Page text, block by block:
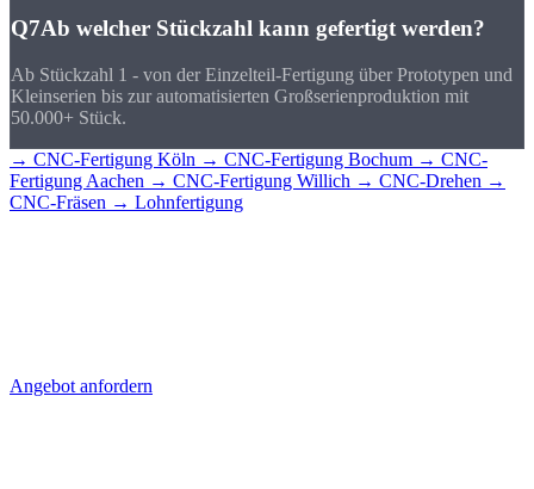
Q7Ab welcher Stückzahl kann gefertigt werden?
Ab Stückzahl 1 - von der Einzelteil-Fertigung über Prototypen und
Kleinserien bis zur automatisierten Großserienproduktion mit
50.000+ Stück.
→ CNC-Fertigung Köln → CNC-Fertigung Bochum → CNC-
Fertigung Aachen → CNC-Fertigung Willich → CNC-Drehen →
CNC-Fräsen → Lohnfertigung
Angebot anfordern